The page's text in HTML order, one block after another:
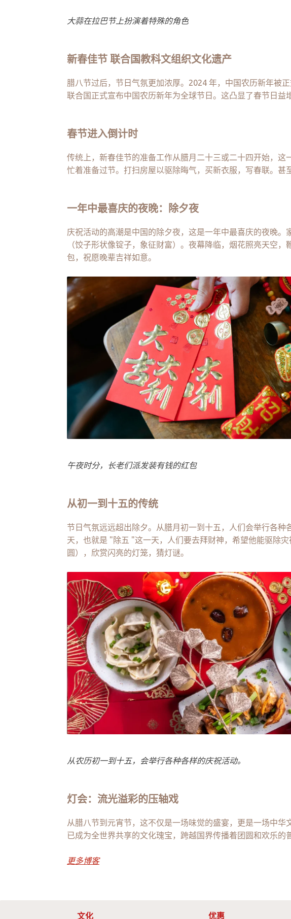
大蒜在拉巴节上扮演着特殊的角色
新春佳节 联合国教科文组织文化遗产
腊八节过后，节日气氛更加浓厚。2024 年，中国农历新年被
联合国正式宣布中国农历新年为全球节日。这凸显了春节日益
春节进入倒计时
传统上，新春佳节的准备工作从腊月二十三或二十四开始，
忙着准备过节。打扫房屋以驱除晦气，买新衣服，写春联。甚
一年中最喜庆的夜晚：除夕夜
庆祝活动的高潮是中国的除夕夜，这是一年中最喜庆的夜晚
（饺子形状像锭子，象征财富）。夜幕降临，烟花照亮天空
包，祝愿晚辈吉祥如意。
午夜时分，长老们派发装有钱的红包
从初一到十五的传统
节日气氛远远超出除夕。从腊月初一到十五，人们会举行各
天，也就是 "除五 "这一天，人们要去拜财神，希望他能驱除
圆），欣赏闪亮的灯笼，猜灯谜。
从农历初一到十五，会举行各种各样的庆祝活动。
灯会：流光溢彩的压轴戏
从腊八节到元宵节，这不仅是一场味觉的盛宴，更是一场中
已成为全世界共享的文化瑰宝，跨越国界传播着团圆和欢乐的
更多博客
文化 优惠